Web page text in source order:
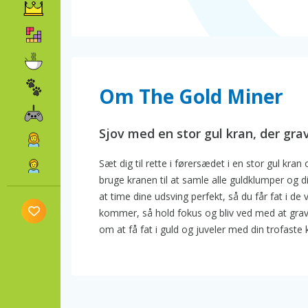
Om The Gold Miner
Sjov med en stor gul kran, der
Sæt dig til rette i førersædet i en stor gul kran
bruge kranen til at samle alle guldklumper og
at time dine udsving perfekt, så du får fat i
kommer, så hold fokus og bliv ved med at
om at få fat i guld og juveler med din trofaste